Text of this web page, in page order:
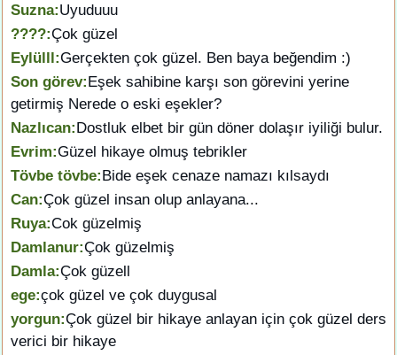
Suzna:Uyuduuu
????:Çok güzel
Eylülll:Gerçekten çok güzel. Ben baya beğendim :)
Son görev:Eşek sahibine karşı son görevini yerine
getirmiş Nerede o eski eşekler?
Nazlıcan:Dostluk elbet bir gün döner dolaşır iyiliği bulur.
Evrim:Güzel hikaye olmuş tebrikler
Tövbe tövbe:Bide eşek cenaze namazı kılsaydı
Can:Çok güzel insan olup anlayana...
Ruya:Cok güzelmiş
Damlanur:Çok güzelmiş
Damla:Çok güzell
ege:çok güzel ve çok duygusal
yorgun:Çok güzel bir hikaye anlayan için çok güzel ders
verici bir hikaye